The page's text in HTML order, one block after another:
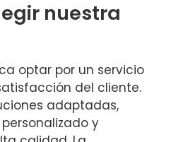
nuestra
optar por un servicio
del cliente.
adaptadas,
y